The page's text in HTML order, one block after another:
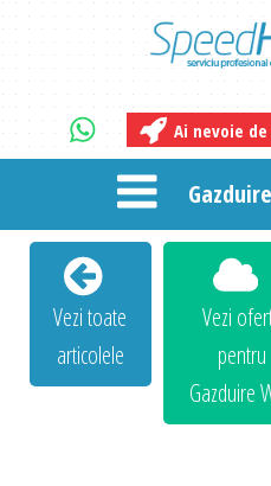
Ai nevoie
Vezi toate
articolele
Vezi
pentru
Gazduire